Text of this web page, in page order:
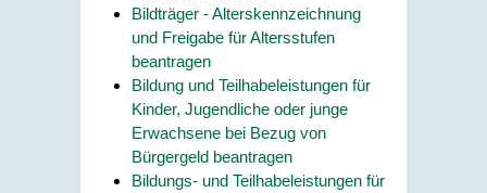
Bildträger - Alterskennzeichnung
und Freigabe für Altersstufen
beantragen
Bildung und Teilhabeleistungen für
Kinder, Jugendliche oder junge
Erwachsene bei Bezug von
Bürgergeld beantragen
Bildungs- und Teilhabeleistungen für